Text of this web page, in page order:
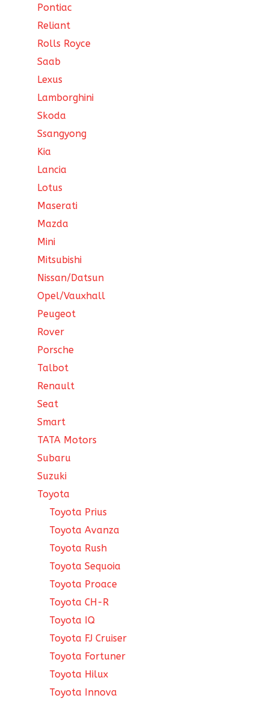
Pontiac
Reliant
Rolls Royce
Saab
Lexus
Lamborghini
Skoda
Ssangyong
Kia
Lancia
Lotus
Maserati
Mazda
Mini
Mitsubishi
Nissan/Datsun
Opel/Vauxhall
Peugeot
Rover
Porsche
Talbot
Renault
Seat
Smart
TATA Motors
Subaru
Suzuki
Toyota
Toyota Prius
Toyota Avanza
Toyota Rush
Toyota Sequoia
Toyota Proace
Toyota CH-R
Toyota IQ
Toyota FJ Cruiser
Toyota Fortuner
Toyota Hilux
Toyota Innova